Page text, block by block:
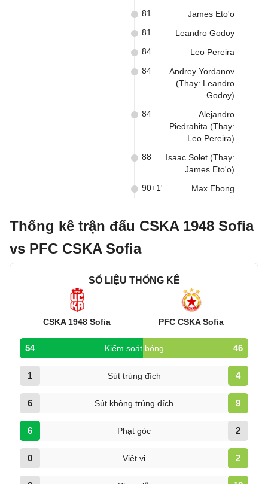
James Eto'o
81
Leandro Godoy
81
Leo Pereira
84
Andrey Yordanov
(Thay: Leandro
Godoy)
84
Alejandro
Piedrahita (Thay:
Leo Pereira)
84
Isaac Solet (Thay:
James Eto'o)
88
Max Ebong
90+1'
Thống kê trận đấu CSKA 1948 Sofia
vs PFC CSKA Sofia
SỐ LIỆU THỐNG KÊ
CSKA 1948 Sofia PFC CSKA Sofia
54 Kiểm soát bóng 46
1 Sút trúng đích 4
6 Sút không trúng đích 9
6 Phạt góc 2
0 Việt vị 2